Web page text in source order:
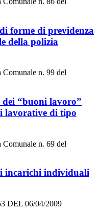
forme di previdenza
della polizia
n. 99 del
dei “buoni lavoro”
lavorative di tipo
n. 69 del
incarichi individuali
DEL 06/04/2009